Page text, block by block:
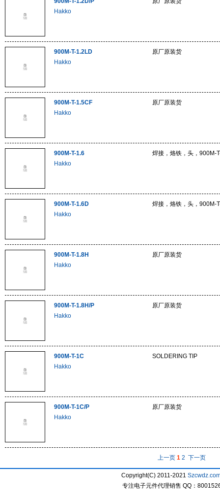
Hakko
900M-T-1.2LD
Hakko
原厂原装货
900M-T-1.5CF
Hakko
原厂原装货
900M-T-1.6
Hakko
焊接，烙铁，头，900M-
900M-T-1.6D
Hakko
焊接，烙铁，头，900M-
900M-T-1.8H
Hakko
原厂原装货
900M-T-1.8H/P
Hakko
原厂原装货
900M-T-1C
Hakko
SOLDERING TIP
900M-T-1C/P
Hakko
原厂原装货
上一页 1 2 下一页
Copyright(C) 2011-2021
专注电子元件代理销售 QQ：